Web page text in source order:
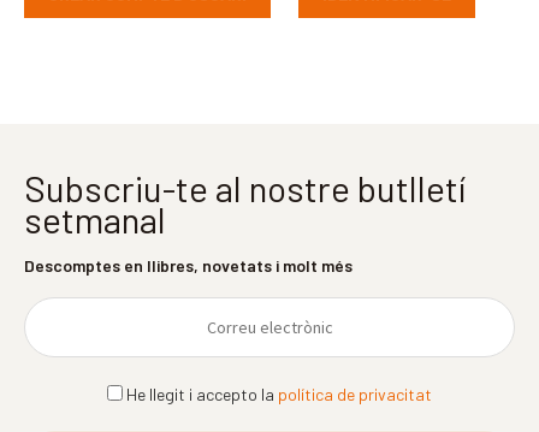
Subscriu-te al nostre butlletí
setmanal
Descomptes en llibres, novetats i molt més
He llegit i accepto la política de privacitat